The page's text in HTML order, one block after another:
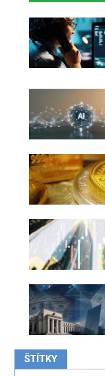
ŠTÍTKY